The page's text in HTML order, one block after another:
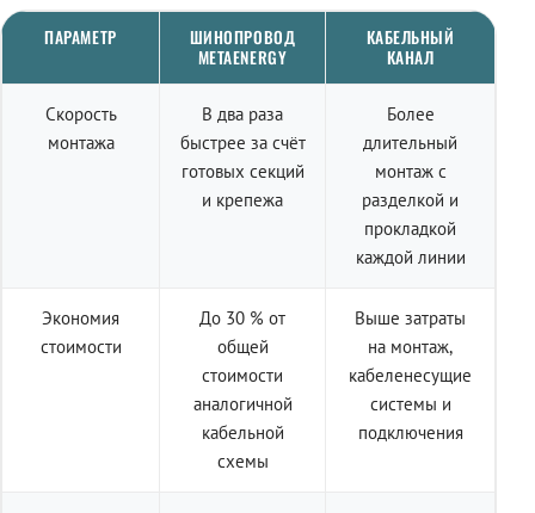
ПАРАМЕТР
ШИНОПРОВОД
METAENERGY
КАБЕЛЬНЫЙ
КАНАЛ
Скорость
монтажа
В два раза
быстрее за счёт
готовых секций
и крепежа
Более
длительный
монтаж с
разделкой и
прокладкой
каждой линии
Экономия
стоимости
До 30 % от
общей
стоимости
аналогичной
кабельной
схемы
Выше затраты
на монтаж,
кабеленесущие
системы и
подключения